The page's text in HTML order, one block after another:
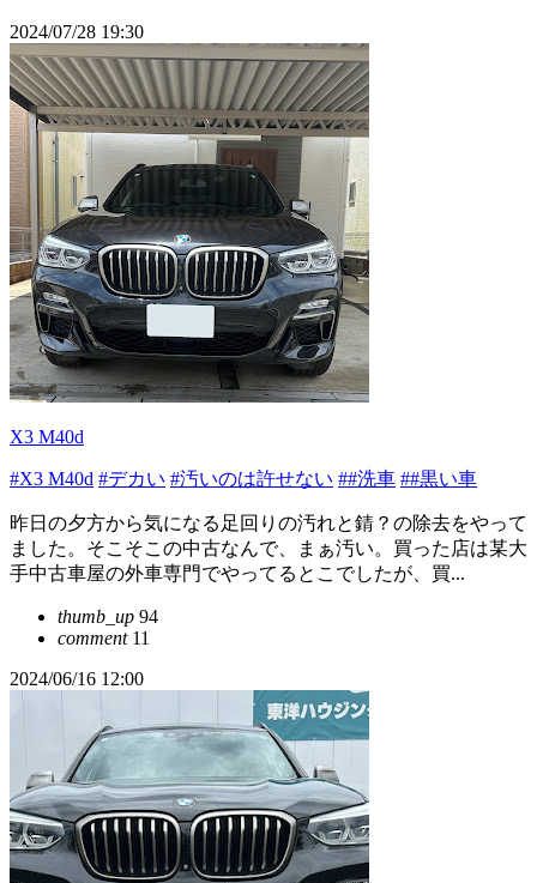
2024/07/28 19:30
X3 M40d
#X3 M40d #デカい #汚いのは許せない ##洗車 ##黒い車
昨日の夕方から気になる足回りの汚れと錆？の除去をやって
ました。そこそこの中古なんで、まぁ汚い。買った店は某大
手中古車屋の外車専門でやってるとこでしたが、買...
thumb_up 94
comment11
2024/06/16 12:00